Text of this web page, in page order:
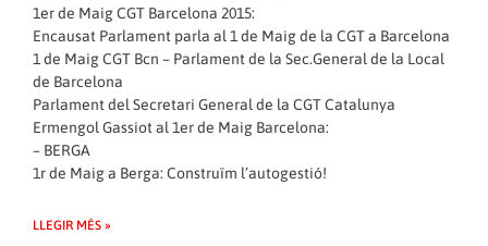
1er de Maig CGT Barcelona 2015:
Encausat Parlament parla al 1 de Maig de la CGT a Barcelona
1 de Maig CGT Bcn – Parlament de la Sec.General de la Local
de Barcelona
Parlament del Secretari General de la CGT Catalunya
Ermengol Gassiot al 1er de Maig Barcelona:
– BERGA
1r de Maig a Berga: Construïm l’autogestió!
LLEGIR MÉS »